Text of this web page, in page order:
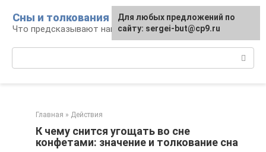
контенту
Сны и толкования
Что предсказывают нам наши сны
Главная » Действия
К чему снится угощать во сне
конфетами: значение и толкование сна
Для любых предложений по
сайту: sergei-but@cp9.ru